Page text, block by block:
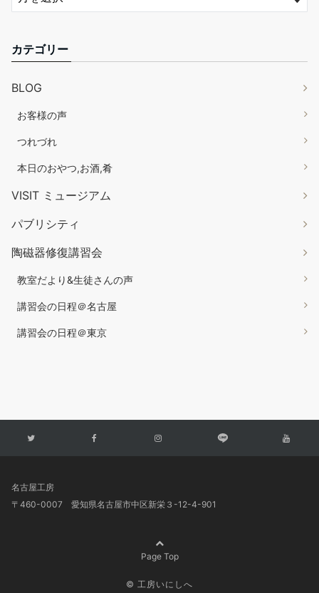
カテゴリー
BLOG
お客様の声
つれづれ
本日のおやつ,お酒,肴
VISIT ミュージアム
パブリシティ
陶磁器修復講習会
教室だより&生徒さんの声
講習会の日程＠名古屋
講習会の日程＠東京
名古屋工房
〒460-0007 愛知県名古屋市中区新栄３-12-4-901
Page Top
© 工房いにしへ